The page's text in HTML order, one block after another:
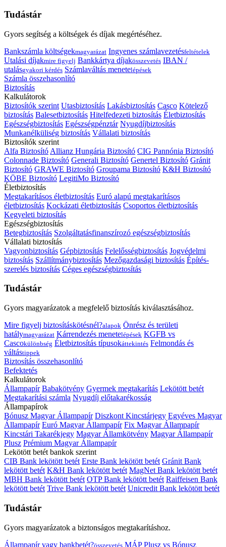
Tudástár
Gyors segítség a költségek és díjak megértéséhez.
Bankszámla költségekmagyarázat Ingyenes számlavezetésfeltételek
Utalási díjakmire figyelj Bankkártya díjakösszevetés IBAN /
utalásgyakori kérdés Számlaváltás menetelépések
Számla összehasonlító
Biztosítás
Kalkulátorok
Biztosítók szerint Utasbiztosítás Lakásbiztosítás Casco Kötelező
biztosítás Balesetbiztosítás Hitelfedezeti biztosítás Életbiztosítás
Egészségbiztosítás Egészségpénztár Nyugdíjbiztosítás
Munkanélküliség biztosítás Vállalati biztosítás
Biztosítók szerint
Alfa Biztosító Allianz Hungária Biztosító CIG Pannónia Biztosító
Colonnade Biztosító Generali Biztosító Genertel Biztosító Gránit
Biztosító GRAWE Biztosító Groupama Biztosító K&H Biztosító
KÖBE Biztosító LegitiMo Biztosító
Életbiztosítás
Megtakarításos életbiztosítás Euró alapú megtakarításos
életbiztosítás Kockázati életbiztosítás Csoportos életbiztosítás
Kegyeleti biztosítás
Egészségbiztosítás
Betegbiztosítás Szolgáltatásfinanszírozó egészségbiztosítás
Vállalati biztosítás
Vagyonbiztosítás Gépbiztosítás Felelősségbiztosítás Jogvédelmi
biztosítás Szállítmánybiztosítás Mezőgazdasági biztosítás Építés-
szerelés biztosítás Céges egészségbiztosítás
Tudástár
Gyors magyarázatok a megfelelő biztosítás kiválasztásához.
Mire figyelj biztosításkötésnél?alapok Önrész és területi
hatálymagyarázat Kárrendezés menetelépések KGFB vs
Cascokülönbség Életbiztosítás típusokáttekintés Felmondás és
váltástippek
Biztosítás összehasonlító
Befektetés
Kalkulátorok
Állampapír Babakötvény Gyermek megtakarítás Lekötött betét
Megtakarítási számla Nyugdíj előtakarékosság
Állampapírok
Bónusz Magyar Állampapír Diszkont Kincstárjegy Egyéves Magyar
Állampapír Euró Magyar Állampapír Fix Magyar Állampapír
Kincstári Takarékjegy Magyar Államkötvény Magyar Állampapír
Plusz Prémium Magyar Állampapír
Lekötött betét bankok szerint
CIB Bank lekötött betét Erste Bank lekötött betét Gránit Bank
lekötött betét K&H Bank lekötött betét MagNet Bank lekötött betét
MBH Bank lekötött betét OTP Bank lekötött betét Raiffeisen Bank
lekötött betét Trive Bank lekötött betét Unicredit Bank lekötött betét
Tudástár
Gyors magyarázatok a biztonságos megtakarításhoz.
Állampapír vagy bankbetét?összevetés MÁP Plusz vs Bónusz